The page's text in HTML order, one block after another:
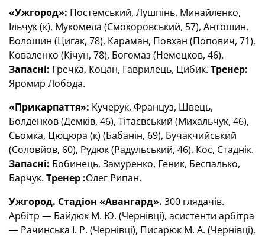
«Ужгород»: Постемський, Лушпінь, Минайленко,
Ільчук (к), Мукомела (Смокоровський, 57), Антошин,
Волошин (Цигак, 78), Караман, Повхан (Попович, 71),
Коваленко (Кічун, 78), Богомаз (Немецков, 46).
Запасні: Гречка, Коцан, Гаврилець, Цибик. Тренер:
Яромир Лобода.
«Прикарпаття»: Кучерук, Француз, Швець,
Болденков (Демків, 46), Тітаєвський (Михальчук, 46),
Сьомка, Цюцюра (к) (Бабанін, 69), Бучакчийський
(Соловйов, 60), Рудюк (Радульський, 46), Кос, Стаднік.
Запасні: Бобинець, Замуренко, Геник, Беспалько,
Барчук. Тренер :Олег Рипан.
Ужгород. Стадіон «Авангард». 300 глядачів.
Арбітр — Байдюк М. Ю. (Чернівці), асистенти арбітра
— Рачинська І. Р. (Чернівці), Писарюк М. А. (Чернівці),